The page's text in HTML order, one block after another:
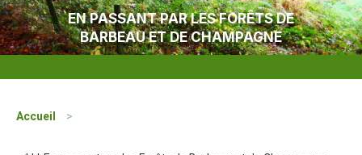
EN PASSANT PAR LES FORÊTS DE
BARBEAU ET DE CHAMPAGNE
Accueil >